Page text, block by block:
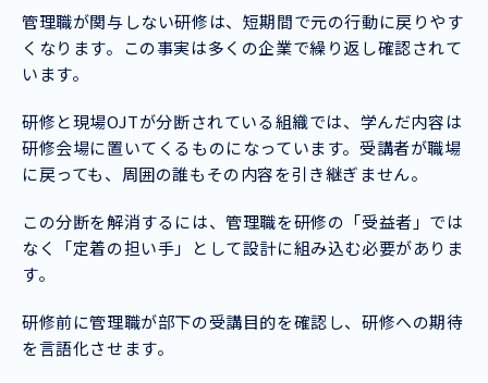
管理職が関与しない研修は、短期間で元の行動に戻りやす
くなります。この事実は多くの企業で繰り返し確認されて
います。
研修と現場OJTが分断されている組織では、学んだ内容は
研修会場に置いてくるものになっています。受講者が職場
に戻っても、周囲の誰もその内容を引き継ぎません。
この分断を解消するには、管理職を研修の「受益者」では
なく「定着の担い手」として設計に組み込む必要がありま
す。
研修前に管理職が部下の受講目的を確認し、研修への期待
を言語化させます。